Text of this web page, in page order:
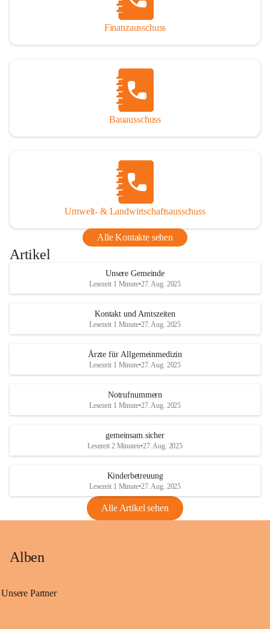
Finanzausschuss
Bauausschuss
Umwelt- & Landwirtschaftsausschuss
Alle Kontakte sehen
Artikel
Unsere Gemeinde
Lesezeit 1 Minute•27. Aug. 2025
Kontakt und Amtszeiten
Lesezeit 1 Minute•27. Aug. 2025
Ärzte für Allgemeinmedizin
Lesezeit 1 Minute•27. Aug. 2025
Notrufnummern
Lesezeit 1 Minute•27. Aug. 2025
gemeinsam.sicher
Lesezeit 2 Minuten•27. Aug. 2025
Kinderbetreuung
Lesezeit 1 Minute•27. Aug. 2025
Alle Artikel sehen
Alben
Unsere Partner